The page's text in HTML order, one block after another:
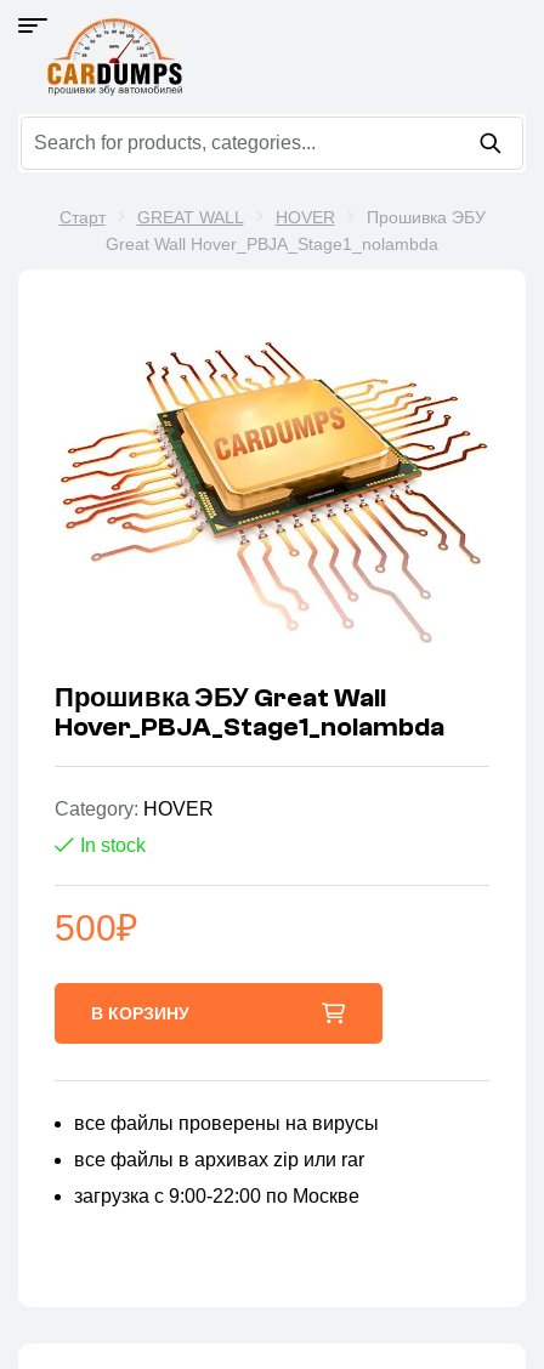
Старт GREAT WALL HOVER
Прошивка ЭБУ
Great Wall Hover_PBJA_Stage1_nolambda
Прошивка ЭБУ Great Wall
Hover_PBJA_Stage1_nolambda
Category: HOVER
In stock
500₽
В КОРЗИНУ
все файлы проверены на вирусы
все файлы в архивах zip или rar
загрузка с 9:00-22:00 по Москве